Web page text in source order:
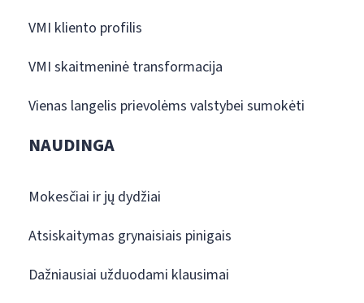
VMI kliento profilis
VMI skaitmeninė transformacija
Vienas langelis prievolėms valstybei sumokėti
NAUDINGA
Mokesčiai ir jų dydžiai
Atsiskaitymas grynaisiais pinigais
Dažniausiai užduodami klausimai